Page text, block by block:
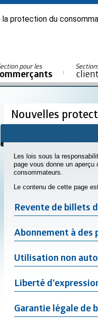
la protection du
pour les
Nouvelles
Les lois sous la
page vous donne un
consommateurs.
Le contenu de cette page
Revente de billets
Abonnement à des
Utilisation non
Liberté
Garantie légale de